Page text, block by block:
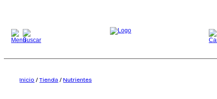
Inicio / Tienda / Nutrientes